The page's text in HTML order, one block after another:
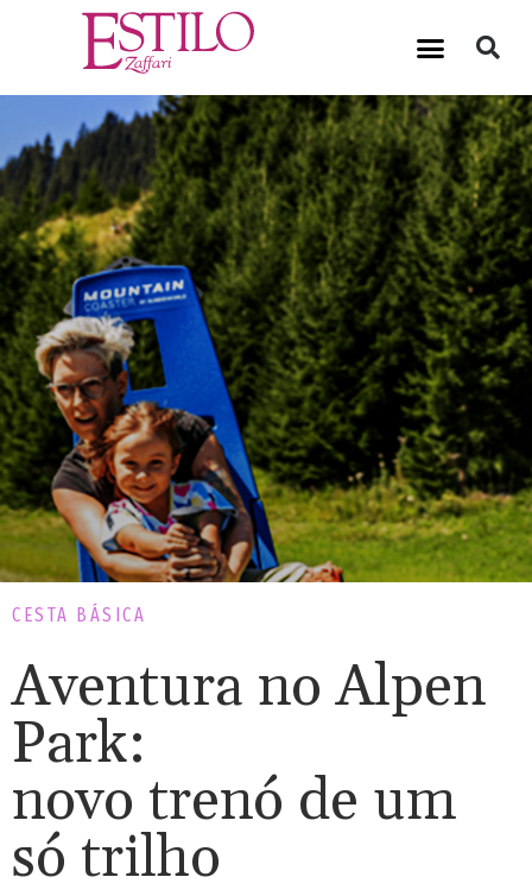
CESTA BÁSICA
Aventura no Alpen
Park:
novo trenó de um
só trilho